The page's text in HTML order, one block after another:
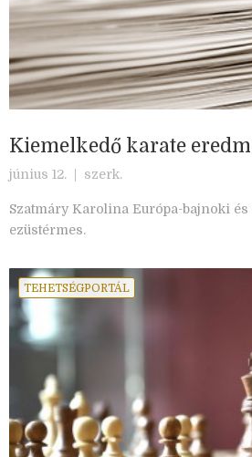
Kiemelkedő karate
június 12. | szerk.
Szatmáry Karolina Európa-bajnoki
ezüstérmes.
TEHETSÉGPORTÁL